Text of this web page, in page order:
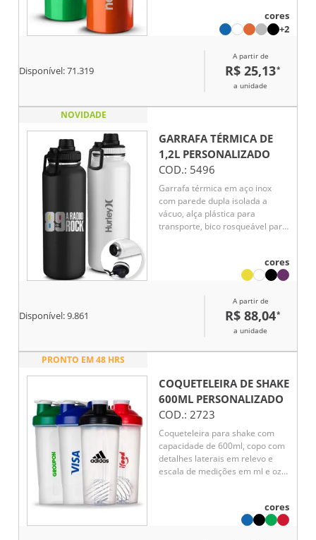
cores
+2
Disponível:71.319
A partir de
R$ 25,13*
a unidade
NOVIDADE
GARRAFA TÉRMICA DE
1,2L PERSONALIZADO
COD.: 5496
Garrafa térmica em aço inox
com parede dupla isolada a
vácuo, alça plástica para
transporte, bico rosqueável para
cores
Disponível:9.861
A partir de
R$ 88,04*
a unidade
PRONTO EM 48 HRS
COQUETELEIRA DE SHAKE
600ML PERSONALIZADO
COD.: 2723
Coqueteleira para shake com
capacidade de 600ml, copo com
detalhes laterais em relevo e
escala de medições em ml e oz.
cores